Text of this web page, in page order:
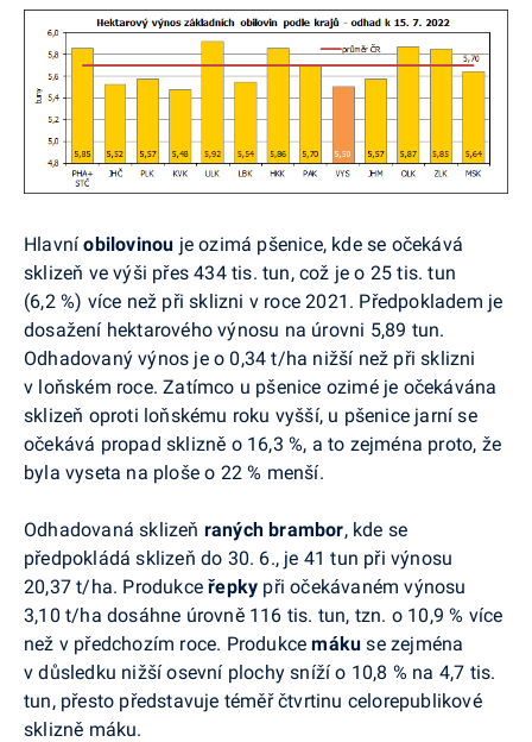
Hlavníobilovinou je ozimá pšenice, kde se očekává
sklizeň ve výši přes 434 tis. tun, což je o 25 tis. tun
(6,2 %) více než při sklizni v roce 2021. Předpokladem je
dosažení hektarového výnosu na úrovni 5,89 tun.
Odhadovaný výnos je o 0,34 t/ha nižší než při sklizni
v loňském roce. Zatímco u pšenice ozimé je očekávána
sklizeň oproti loňskému roku vyšší, u pšenice jarní se
očekává propad sklizně o 16,3 %, a to zejména proto, že
byla vyseta na ploše o 22 % menší.
Odhadovaná sklizeň raných brambor, kde se
předpokládá sklizeň do 30. 6., je 41 tun při výnosu
20,37 t/ha. Produkceřepky při očekávaném výnosu
3,10 t/ha dosáhne úrovně 116 tis. tun, tzn. o 10,9 % více
než v předchozím roce. Produkcemáku se zejména
v důsledku nižší osevní plochy sníží o 10,8 % na 4,7 tis.
tun, přesto představuje téměř čtvrtinu celorepublikové
sklizně máku.